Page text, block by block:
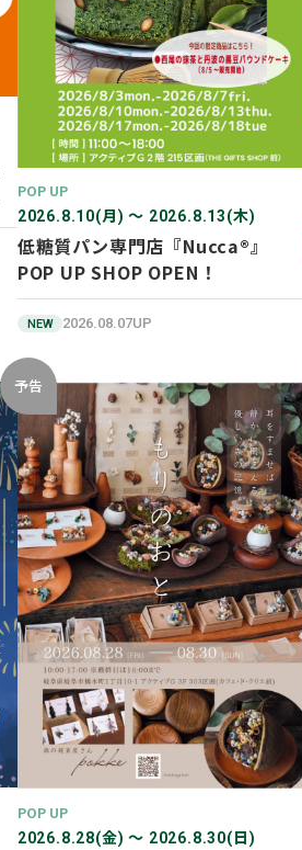
POP UP
2026.8.10(月) 〜 2026.8.13(木)
低糖質パン専門店『Nucca®』
POP UP SHOP OPEN！
NEW 2026.08.07UP
予告
POP UP
2026.8.28(金) 〜 2026.8.30(日)